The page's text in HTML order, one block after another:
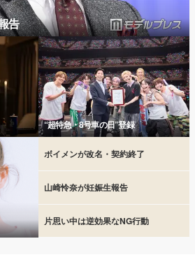
告
“超特急・8号車の日”登録
ボイメンが改名・契約終了
山崎怜奈が妊娠生報告
片思い中は逆効果なNG行動